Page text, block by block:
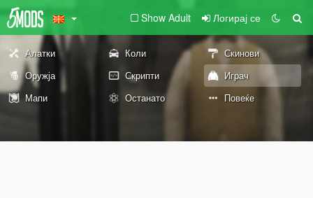
Show Adult Логирај се
Алатки Коли
Скинови
Оружја
Скрипти
Играч
Мапи
Останато Повеќе